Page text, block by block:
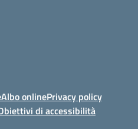
Albo onlinePrivacy policy
di accessibilità